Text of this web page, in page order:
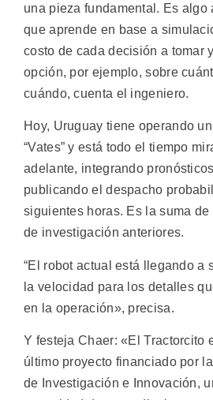
una pieza fundamental. Es algo
que aprende en base a
costo de cada decisión a tomar
opción, por ejemplo, sobre
cuándo, cuenta el ingeniero.
Hoy, Uruguay tiene operando
“Vates” y está todo el tiempo
adelante, integrando
publicando el despacho
siguientes horas. Es la suma
de investigación anteriores.
“El robot actual está llegando a
la velocidad para los detalles
en la operación», precisa.
Y festeja Chaer: «El Tractorcito
último proyecto financiado por
de Investigación e Innovación,